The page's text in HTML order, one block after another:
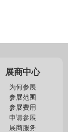
展商中心
为何参展
参展范围
参展费用
申请参展
展商服务